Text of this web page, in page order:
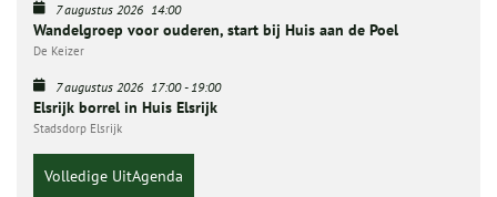
7 augustus 2026 14:00
Wandelgroep voor ouderen, start bij Huis aan de Poel
De Keizer
7 augustus 2026 17:00-19:00
Elsrijk borrel in Huis Elsrijk
Stadsdorp Elsrijk
Volledige UitAgenda